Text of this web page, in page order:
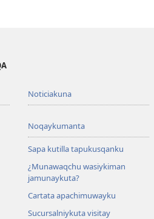
Noticiakuna
Noqaykumanta
Sapa kutilla tapukusqanku
¿Munawaqchu wasiykiman
jamunaykuta?
Cartata apachimuwayku
Sucursalniykuta visitay